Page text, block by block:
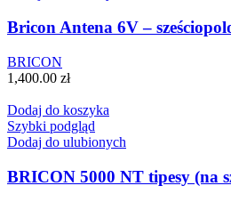
Bricon Antena 6V –
BRICON
1,400.00 zł
Dodaj do koszyka
Szybki podgląd
Dodaj do ulubionych
BRICON 5000 NT tipesy (na